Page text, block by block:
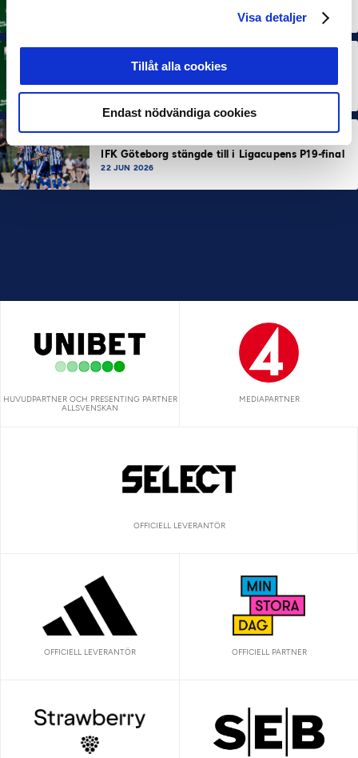
Visa detaljer
Tillåt alla cookies
Endast nödvändiga cookies
MÅNADENS TRÄNARE
IFK Göteborg stängde till i Ligacupens P19-final
22 JUN 2026
HUVUDPARTNER OCH PRESENTING PARTNER
ALLSVENSKAN
MEDIAPARTNER
OFFICIELL LEVERANTÖR
OFFICIELL LEVERANTÖR OFFICIELL PARTNER